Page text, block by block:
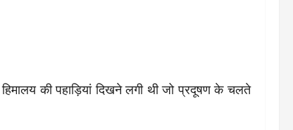
की पहाड़ियां दिखने लगी थी जो प्रदूषण के चलते